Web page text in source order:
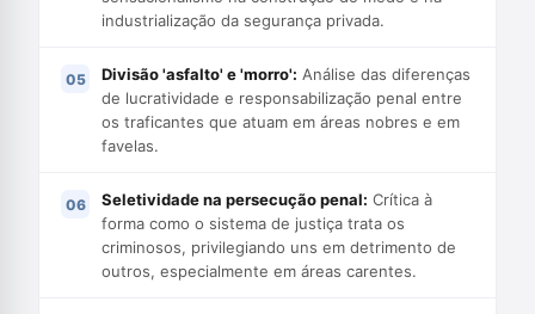
industrialização da segurança privada.
Divisão 'asfalto' e 'morro': Análise das diferenças
de lucratividade e responsabilização penal entre
os traficantes que atuam em áreas nobres e em
favelas.
Seletividade na persecução penal: Crítica à
forma como o sistema de justiça trata os
criminosos, privilegiando uns em detrimento de
outros, especialmente em áreas carentes.